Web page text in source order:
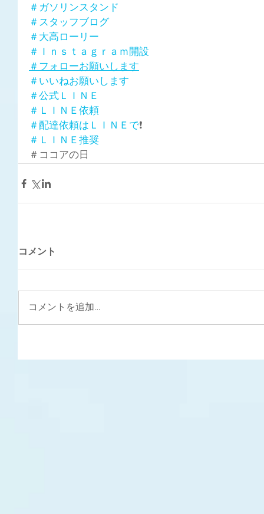
＃ガソリンスタンド
＃スタッフブログ
＃大高ローリー
＃Ｉｎｓｔａｇｒａｍ開設
＃フォローお願いします
＃いいねお願いします
＃公式ＬＩＮＥ
＃ＬＩＮＥ依頼
＃配達依頼はＬＩＮＥで❗
＃ＬＩＮＥ推奨
＃ココアの日
コメント
コメントを追加…